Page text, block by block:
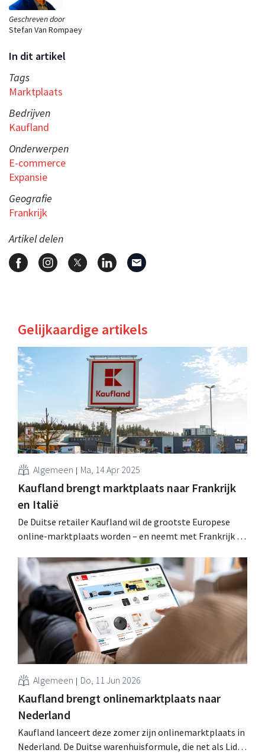
Geschreven door
Stefan Van Rompaey
In dit artikel
Tags
Marktplaats
Bedrijven
Kaufland
Onderwerpen
E-commerce
Expansie
Geografie
Frankrijk
Artikel delen
Gelijkaardige artikels
Algemeen Ma, 14 Apr 2025
Kaufland brengt marktplaats naar Frankrijk
en Italië
De Duitse retailer Kaufland wil de grootste Europese
online-marktplaats worden – en neemt met Frankrijk en
gepland voor eind deze zomer. .
Algemeen Do, 11 Jun 2026
Kaufland brengt onlinemarktplaats naar
Nederland
Kaufland lanceert deze zomer zijn onlinemarktplaats in
Nederland. De Duitse warenhuisformule, die net als Lidl